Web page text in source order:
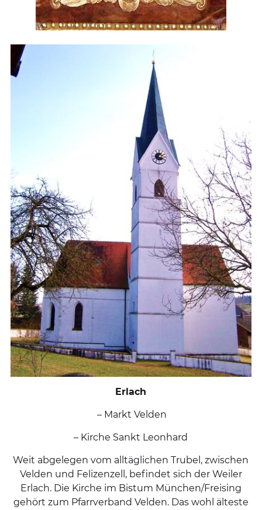
Erlach
– Markt Velden
– Kirche Sankt Leonhard
Weit abgelegen vom alltäglichen Trubel, zwischen
Velden und Felizenzell, befindet sich der Weiler
Erlach. Die Kirche im Bistum München/Freising
gehört zum Pfarrverband Velden. Das wohl älteste